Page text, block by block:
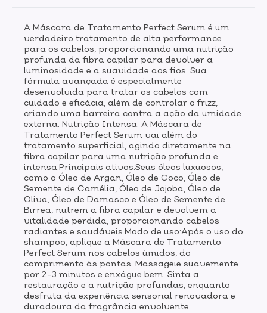
bem. Sinta a restauração e a nutrição profundas,
enquanto desfruta da experiência sensorial
renovadora e duradoura da fragrância envolvente.
A Máscara de Tratamento Perfect Serum é um
verdadeiro tratamento de alta performance
para os cabelos, proporcionando uma nutrição
profunda da fibra capilar para devolver a
luminosidade e a suavidade aos fios. Sua
fórmula avançada é especialmente
desenvolvida para tratar os cabelos com
cuidado e eficácia, além de controlar o frizz,
criando uma barreira contra a ação da umidade
externa. Nutrição Intensa: A Máscara de
Tratamento Perfect Serum vai além do
tratamento superficial, agindo diretamente na
fibra capilar para uma nutrição profunda e
intensa.Principais ativos:Seus óleos luxuosos,
como o Óleo de Argan, Óleo de Coco, Óleo de
Semente de Camélia, Óleo de Jojoba, Óleo de
Oliva, Óleo de Damasco e Óleo de Semente de
Birrea, nutrem a fibra capilar e devolvem a
vitalidade perdida, proporcionando cabelos
radiantes e saudáveis.Modo de uso:Após o uso do
shampoo, aplique a Máscara de Tratamento
Perfect Serum nos cabelos úmidos, do
comprimento às pontas. Massageie suavemente
por 2-3 minutos e enxágue bem. Sinta a
restauração e a nutrição profundas, enquanto
desfruta da experiência sensorial renovadora e
duradoura da fragrância envolvente.